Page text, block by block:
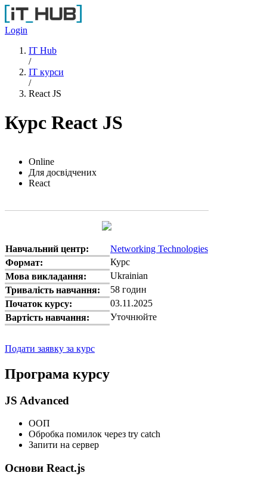
Перейти до основного вмісту
Login
IT Hub
/
IT курси
/
React JS
Курс React JS
Online
Для досвідчених
React
Навчальний центр:
Networking Technologies
Формат:
Курс
Мова викладання:
Ukrainian
Тривалість навчання:
58 годин
Початок курсу:
03.11.2025
Вартість навчання:
Уточнюйте
Подати заявку за курс
Програма курсу
JS Advanced
ООП
Обробка помилок через try catch
Запити на сервер
Основи React.js